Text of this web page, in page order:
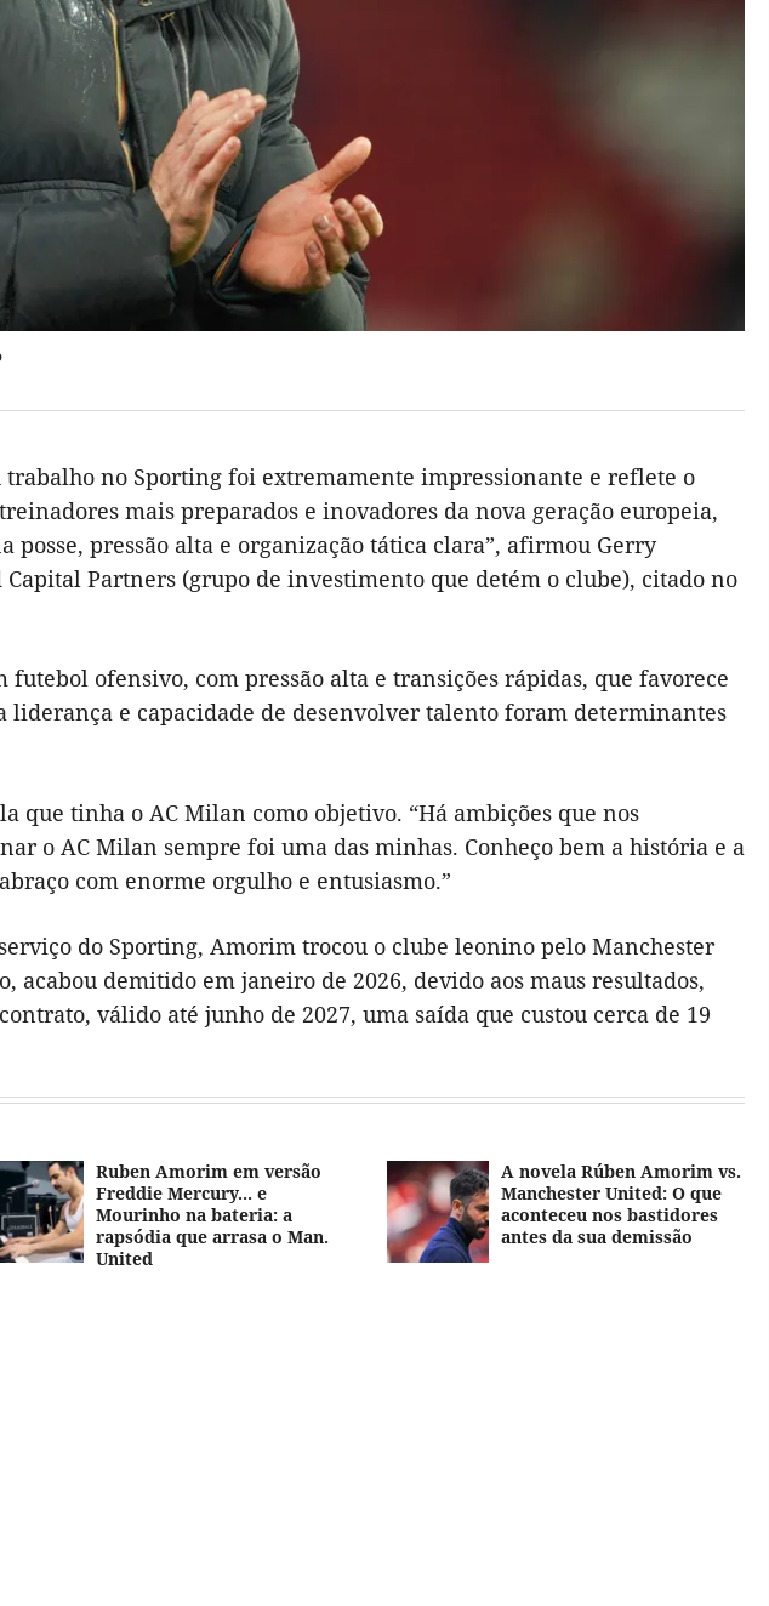
trabalho no Sporting foi extremamente impressionante e reflete o
mais preparados e inovadores da nova geração europeia,
posse, pressão alta e organização tática clara”, afirmou Gerry
Partners (grupo de investimento que detém o clube), citado no
ofensivo, com pressão alta e transições rápidas, que favorece
liderança e capacidade de desenvolver talento foram determinantes
que tinha o AC Milan como objetivo. “Há ambições que nos
o AC Milan sempre foi uma das minhas. Conheço bem a história e a
com enorme orgulho e entusiasmo.”
do Sporting, Amorim trocou o clube leonino pelo Manchester
acabou demitido em janeiro de 2026, devido aos maus resultados,
válido até junho de 2027, uma saída que custou cerca de 19
Ruben Amorim em versão
Freddie Mercury... e
Mourinho na bateria: a
rapsódia que arrasa o Man.
United
A novela Rúben Amorim vs.
Manchester United: O que
aconteceu nos bastidores
antes da sua demissão